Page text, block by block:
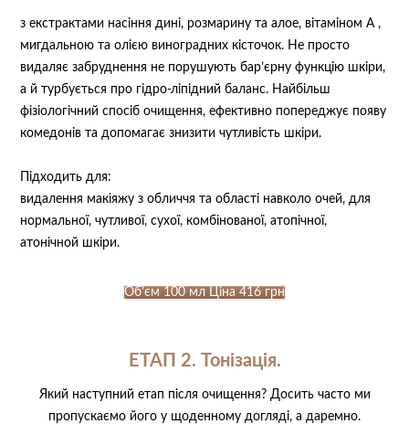
з екстрактами насіння дині, розмарину та алое, вітаміном А ,
мигдальною та олією виноградних кісточок. Не просто
видаляє забруднення не порушують бар’єрну функцію шкіри,
а й турбується про гідро-ліпідний баланс. Найбільш
фізіологічний спосіб очищення, ефективно попереджує появу
комедонів та допомагає знизити чутливість шкіри. ⠀
Підходить для: ⠀
видалення макіяжу з обличчя та області навколо очей, для
нормальної, чутливої, сухої, комбінованої, атопічної,
атонічной шкіри. ⠀
Об'єм 100 мл Ціна 416 грн
ЕТАП 2. Тонізація.
Який наступний етап після очищення? Досить часто ми
пропускаємо його у щоденному догляді, а даремно.